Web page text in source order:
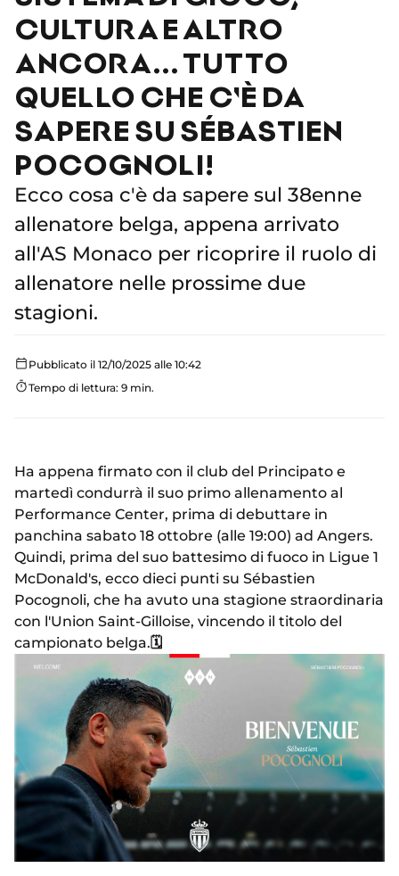
CULTURA E ALTRO
ANCORA... TUTTO
QUELLO CHE C'È DA
SAPERE SU SÉBASTIEN
POCOGNOLI!
Ecco cosa c'è da sapere sul 38enne
allenatore belga, appena arrivato
all'AS Monaco per ricoprire il ruolo di
allenatore nelle prossime due
stagioni.
Pubblicato il 12/10/2025 alle 10:42
Tempo di lettura: 9 min.
Ha appena firmato con il club del Principato e
martedì condurrà il suo primo allenamento al
Performance Center, prima di debuttare in
panchina sabato 18 ottobre (alle 19:00) ad Angers.
Quindi, prima del suo battesimo di fuoco in Ligue 1
McDonald's, ecco dieci punti su Sébastien
Pocognoli, che ha avuto una stagione straordinaria
con l'Union Saint-Gilloise, vincendo il titolo del
campionato belga.🗓